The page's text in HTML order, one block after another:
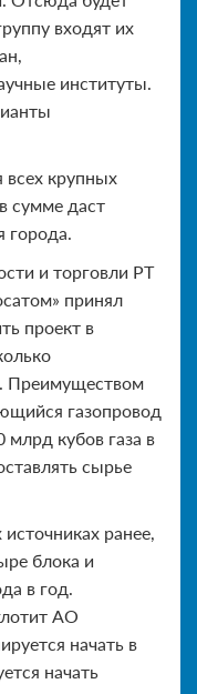
входят их
институты.
всех крупных
сумме даст
города.
и торговли РТ
принял
проект в
Преимуществом
газопровод
кубов газа в
сырье
ранее,
блока и
в год.
АО
начать в
начать